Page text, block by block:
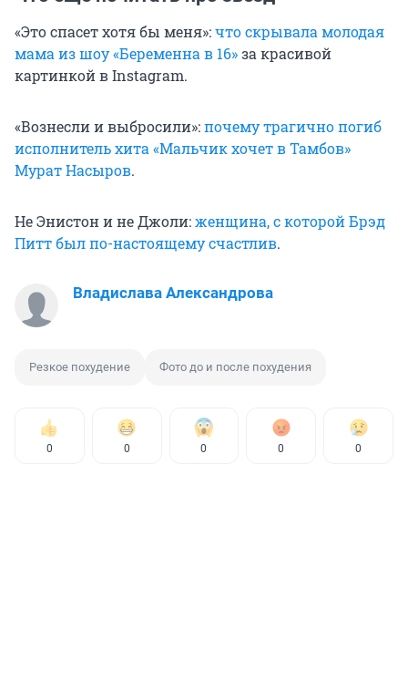
«Это спасет хотя бы меня»:что скрывала молодая
мама из шоу «Беременна в 16»за красивой
картинкой в Instagram.
«Вознесли и выбросили»:почему трагично погиб
исполнитель хита «Мальчик хочет в Тамбов»
Мурат Насыров.
Не Энистон и не Джоли:женщина, с которой Брэд
Питт был по-настоящему счастлив.
Владислава Александрова
Резкое похудение Фото до и после похудения
0 0 0 0 0